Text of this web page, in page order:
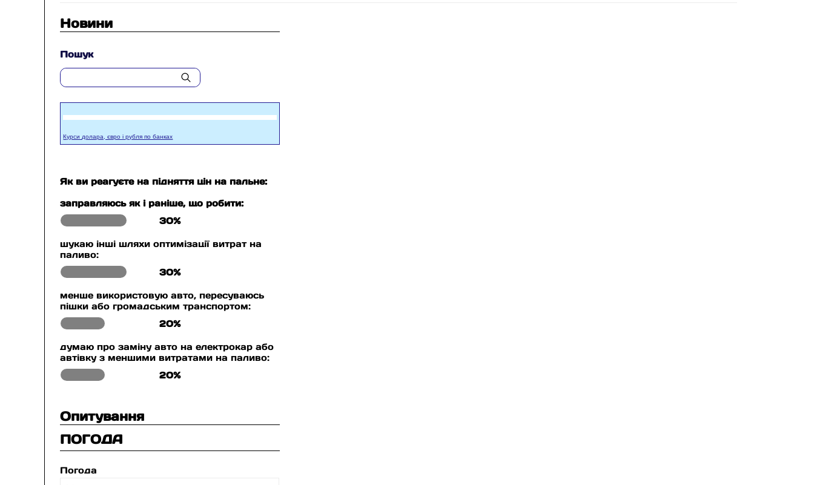
Новини
Пошук
Курси долара, євро і рубля по банках
Як ви реагуєте на підняття цін на пальне:
заправляюсь як і раніше, що робити:
30%
шукаю інші шляхи оптимізації витрат на
паливо:
30%
менше використовую авто, пересуваюсь
пішки або громадським транспортом:
20%
думаю про заміну авто на електрокар або
автівку з меншими витратами на паливо:
20%
Опитування
ПОГОДА
Погода